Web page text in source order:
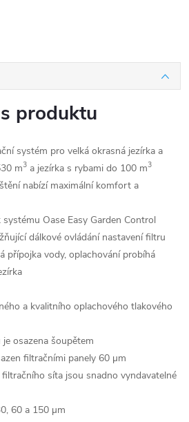
produktu
systém pro velká okrasná jezírka a
m3 a jezírka s rybami do 100 m3
nabízí maximální komfort a
Oase Easy Garden Control
dálkové ovládání nastavení filtru
přípojka vody, oplachování probíhá
a kvalitního oplachového tlakového
osazena šoupětem
filtračními panely 60 µm
síta jsou snadno vyndavatelné
60 a 150 µm